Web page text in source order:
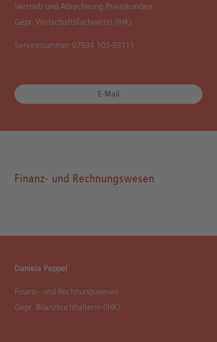
Vertrieb und Abrechnung Privatkunden
Gepr. Wirtschaftsfachwirtin (IHK)
Servicenummer 07934 103-93111
E-Mail
Finanz- und Rechnungswesen
Daniela Peppel
Finanz- und Rechnungswesen
Gepr. Bilanzbuchhalterin (IHK)